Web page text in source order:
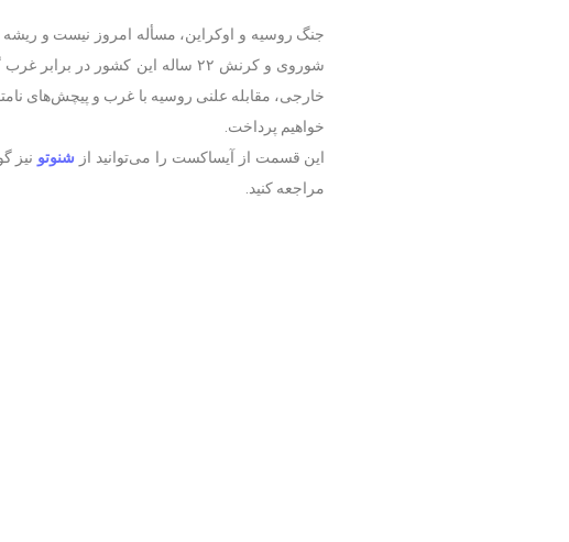
جنگ روسیه و اوکراین، مسأله امروز نیست و ریشه
شوروی و کرنش ۲۲ ساله این کشور
خارجی، مقابله علنی روسیه با غرب و پیچش‌های
خواهیم پرداخت.
این قسمت از آیساکست را می‌توانید از شنوتو نیز
مراجعه کنید.